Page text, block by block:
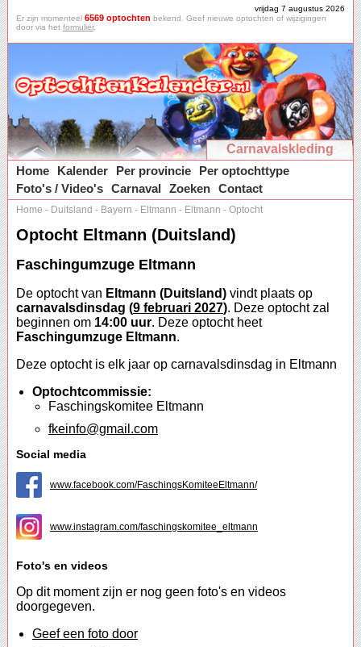
vrijdag 7 augustus 2026
Er zijn momenteel 6569 optochten bekend. Geef nieuwe optochten of wijzigingen
door via het formulier.
Carnavalskleding
Home
Kalender Per provincie
Per optochttype
Foto's / Video's Carnaval Zoeken Contact
Home - Duitsland - Bayern - Eltmann - Eltmann - Optocht
Optocht Eltmann (Duitsland)
Faschingumzuge Eltmann
De optocht van Eltmann (Duitsland) vindt plaats op
carnavalsdinsdag (9 februari 2027). Deze optocht zal
beginnen om 14:00 uur. Deze optocht heet
Faschingumzuge Eltmann.
Deze optocht is elk jaar op carnavalsdinsdag in Eltmann
Optochtcommissie:
Faschingskomitee Eltmann
fkeinfo@gmail.com
Social media
www.facebook.com/FaschingsKomiteeEltmann/
www.instagram.com/faschingskomitee_eltmann
Foto's en videos
Op dit moment zijn er nog geen foto's en videos
doorgegeven.
Geef een foto door